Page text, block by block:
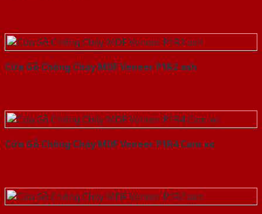
Cửa Gỗ Chống Cháy MDF Veneer P1R2 ash
Cửa Gỗ Chống Cháy MDF Veneer P1R4 Cam xe